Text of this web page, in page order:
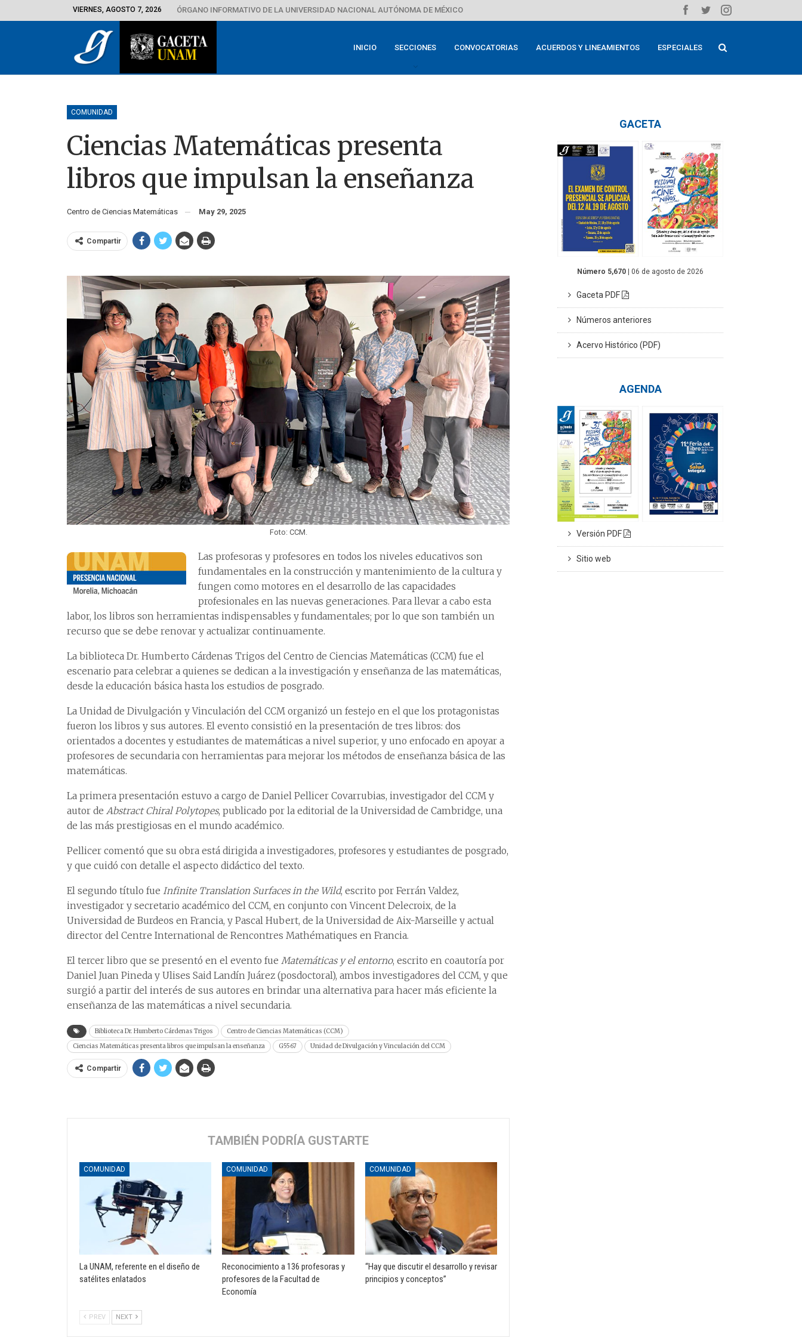
VIERNES, AGOSTO 7, 2026 ÓRGANO INFORMATIVO DE LA UNIVERSIDAD NACIONAL AUTÓNOMA DE MÉXICO
INICIO SECCIONES CONVOCATORIAS ACUERDOS Y LINEAMIENTOS ESPECIALES
COMUNIDAD
Ciencias Matemáticas presenta
libros que impulsan la enseñanza
Centro de Ciencias Matemáticas May 29, 2025
Compartir
Foto: CCM.
Las profesoras y profesores en todos los niveles educativos son
fundamentales en la construcción y mantenimiento de la cultura y
fungen como motores en el desarrollo de las capacidades
profesionales en las nuevas generaciones. Para llevar a cabo esta
labor, los libros son herramientas indispensables y fundamentales; por lo que son también un
recurso que se debe renovar y actualizar continuamente.
La biblioteca Dr. Humberto Cárdenas Trigos del Centro de Ciencias Matemáticas (CCM) fue el
escenario para celebrar a quienes se dedican a la investigación y enseñanza de las matemáticas,
desde la educación básica hasta los estudios de posgrado.
La Unidad de Divulgación y Vinculación del CCM organizó un festejo en el que los protagonistas
fueron los libros y sus autores. El evento consistió en la presentación de tres libros: dos
orientados a docentes y estudiantes de matemáticas a nivel superior, y uno enfocado en apoyar a
profesores de secundaria con herramientas para mejorar los métodos de enseñanza básica de las
matemáticas.
La primera presentación estuvo a cargo de Daniel Pellicer Covarrubias, investigador del CCM y
autor de Abstract Chiral Polytopes, publicado por la editorial de la Universidad de Cambridge, una
de las más prestigiosas en el mundo académico.
Pellicer comentó que su obra está dirigida a investigadores, profesores y estudiantes de posgrado,
y que cuidó con detalle el aspecto didáctico del texto.
El segundo título fue Infinite Translation Surfaces in the Wild, escrito por Ferrán Valdez,
investigador y secretario académico del CCM, en conjunto con Vincent Delecroix, de la
Universidad de Burdeos en Francia, y Pascal Hubert, de la Universidad de Aix-Marseille y actual
director del Centre International de Rencontres Mathématiques en Francia.
El tercer libro que se presentó en el evento fue Matemáticas y el entorno, escrito en coautoría por
Daniel Juan Pineda y Ulises Said Landín Juárez (posdoctoral), ambos investigadores del CCM, y que
surgió a partir del interés de sus autores en brindar una alternativa para hacer más eficiente la
enseñanza de las matemáticas a nivel secundaria.
Biblioteca Dr. Humberto Cárdenas Trigos
Centro de Ciencias Matemáticas (CCM)
Ciencias Matemáticas presenta libros que impulsan la enseñanza
G5567 Unidad de Divulgación y Vinculación del CCM
Compartir
TAMBIÉN PODRÍA GUSTARTE
COMUNIDAD
La UNAM, referente en el diseño de
satélites enlatados
COMUNIDAD
Reconocimiento a 136 profesoras y
profesores de la Facultad de
Economía
COMUNIDAD
“Hay que discutir el desarrollo y revisar
principios y conceptos”
PREV NEXT
GACETA
Número 5,670 | 06 de agosto de 2026
Gaceta PDF
Números anteriores
Acervo Histórico (PDF)
AGENDA
Versión PDF
Sitio web